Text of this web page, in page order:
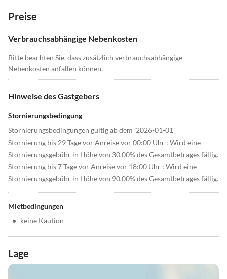
Preise
Verbrauchsabhängige Nebenkosten
Bitte beachten Sie, dass zusätzlich verbrauchsabhängige
Nebenkosten anfallen können.
Hinweise des Gastgebers
Stornierungsbedingung
Stornierungsbedingungen gültig ab dem '2026-01-01'
Stornierung bis 29 Tage vor Anreise vor 00:00 Uhr : Wird eine
Stornierungsgebühr in Höhe von 30.00% des Gesamtbetrages fällig.
Stornierung bis 7 Tage vor Anreise vor 18:00 Uhr : Wird eine
Stornierungsgebühr in Höhe von 90.00% des Gesamtbetrages fällig.
Mietbedingungen
• keine Kaution
Lage